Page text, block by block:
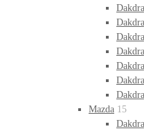
Mazda 15